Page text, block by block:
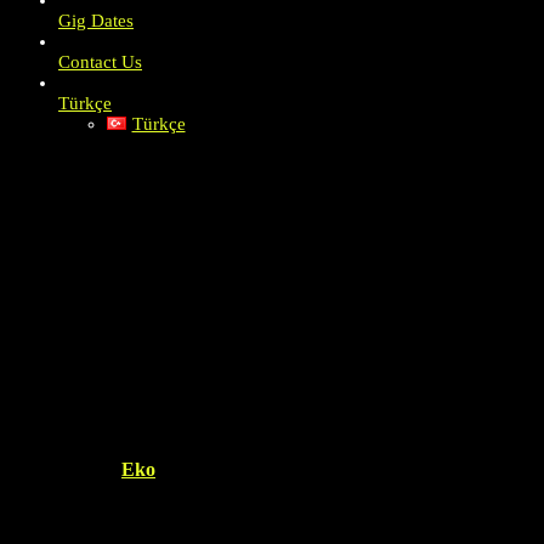
Gig Dates
Contact Us
Türkçe
Türkçe
Eko